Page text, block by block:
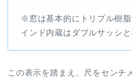
※窓は基本的にトリプル樹
インド内蔵はダブルサッシと
この表示を踏まえ、尺をセンチ